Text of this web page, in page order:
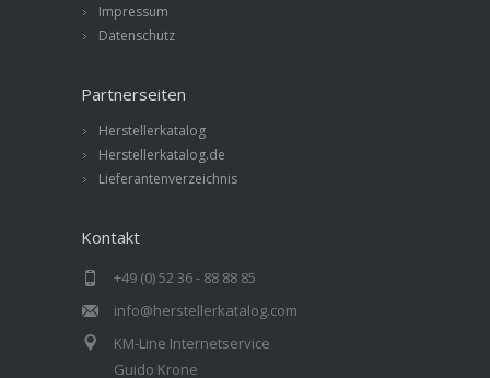
Impressum
Datenschutz
Partnerseiten
Herstellerkatalog
Herstellerkatalog.de
Lieferantenverzeichnis
Kontakt
+49 (0) 52 36 - 88 88 85
info@herstellerkatalog.com
KM-Line Internetservice
Guido Krone